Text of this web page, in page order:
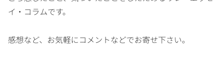
イ・コラムです。
感想など、お気軽にコメントなどでお寄せ下さい。